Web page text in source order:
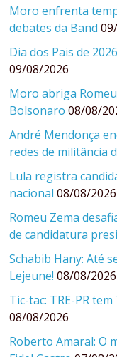
Moro enfrenta
debates da Band
Dia dos Pais de
09/08/2026
Moro abriga
Bolsonaro 08/08/
André Mendonça
redes de militância
Lula registra
nacional 08/08/2026
Romeu Zema
de candidatura
Schabib Hany: Até
Lejeune! 08/08/2026
Tic-tac: TRE-PR
08/08/2026
Roberto Amaral: O